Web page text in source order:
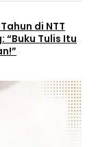
di NTT
“Buku Tulis Itu